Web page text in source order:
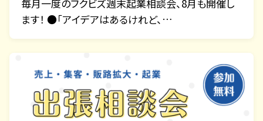
毎月一度のフクビズ週末起業相談会、8月も開催し
ます！ ●「アイデアはあるけれど、…